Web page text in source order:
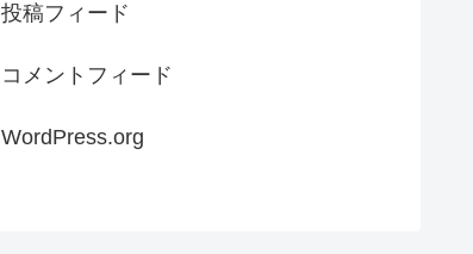
投稿フィード
コメントフィード
WordPress.org